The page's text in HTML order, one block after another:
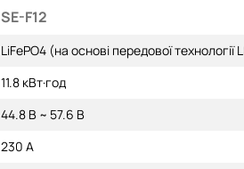
SE-F12
LiFePO4 (на основі передової технології
11.8 кВт·год
44.8 В ~ 57.6 В
230 А